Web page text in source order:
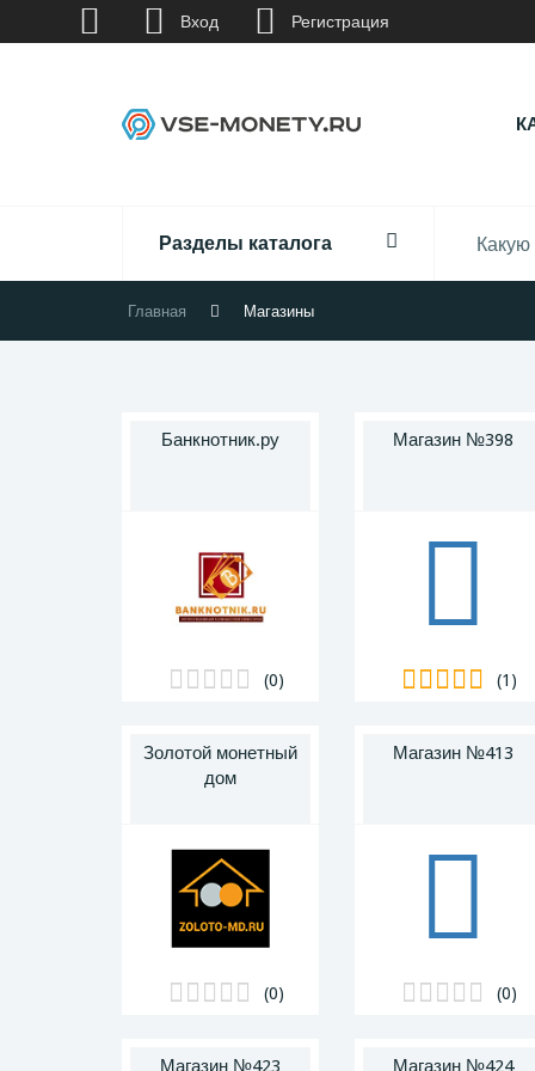
Разделы каталога
Главная Магазины
Банкнотник.ру
(0)
Магазин №398
(1)
Золотой монетный
дом
(0)
Магазин №413
(0)
Магазин №423 Магазин №424
Вход Регистрация